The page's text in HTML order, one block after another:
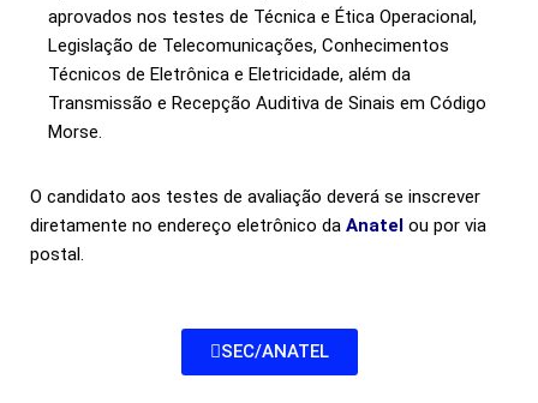
aprovados nos testes de Técnica e Ética Operacional,
Legislação de Telecomunicações, Conhecimentos
Técnicos de Eletrônica e Eletricidade, além da
Transmissão e Recepção Auditiva de Sinais em Código
Morse.
O candidato aos testes de avaliação deverá se inscrever
diretamente no endereço eletrônico da Anatel ou por via
postal.
SEC/ANATEL